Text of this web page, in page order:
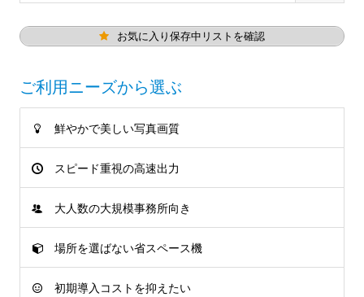
お気に入り保存中リストを確認
ご利用ニーズから選ぶ
鮮やかで美しい写真画質
スピード重視の高速出力
大人数の大規模事務所向き
場所を選ばない省スペース機
初期導入コストを抑えたい